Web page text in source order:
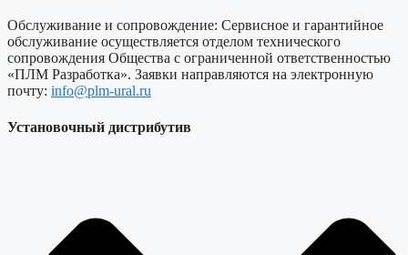
Обслуживание и сопровождение: Сервисное и гарантийное
обслуживание осуществляется отделом технического
сопровождения Общества с ограниченной ответственностью
«ПЛМ Разработка». Заявки направляются на электронную
почту: info@plm-ural.ru
Установочный дистрибутив